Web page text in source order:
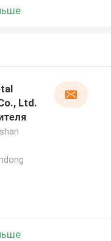
Ltd.